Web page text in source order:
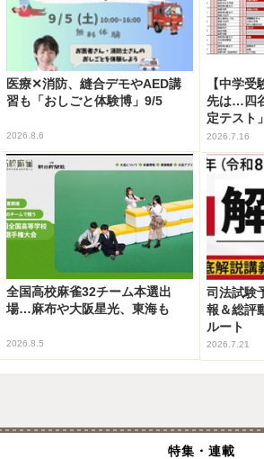
医療✕消防、縫合デモやAED講
習も「おしごと体験博」9/5
2026.8.6
【中学
先は…四
定テスト
2026.7.16
全国高校麻雀32チーム本選出
場…麻布や大阪星光、東海も
2026.8.5
司法試験
報＆総評
ルート
2026.7.21
特集・連載